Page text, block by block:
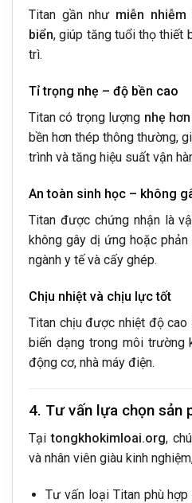
Titan gần như miễn
biển, giúp tăng tuổi thọ thiết
trì.
Tỉ trọng nhẹ – độ bền cao
Titan có trọng lượng nhẹ
bền hơn thép thông thường,
trình và tăng hiệu suất vận
An toàn sinh học – không
Titan được chứng nhận là
không gây dị ứng hoặc
ngành y tế và cấy ghép.
Chịu nhiệt và chịu lực tốt
Titan chịu được nhiệt độ cao
biến dạng trong môi trường
động cơ, nhà máy điện.
4. Tư vấn lựa chọn sản
Tạitongkhokimloai.org,
và nhân viên giàu kinh
Tư vấn loại Titan phù